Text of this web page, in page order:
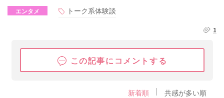
エンタメ トーク系体験談
1
この記事にコメントする
新着順 共感が多い順